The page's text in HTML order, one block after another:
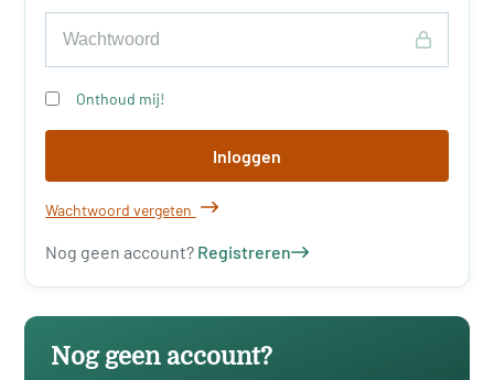
Onthoud mij!
Inloggen
Wachtwoord vergeten
Nog geen account? Registreren
Nog geen account?